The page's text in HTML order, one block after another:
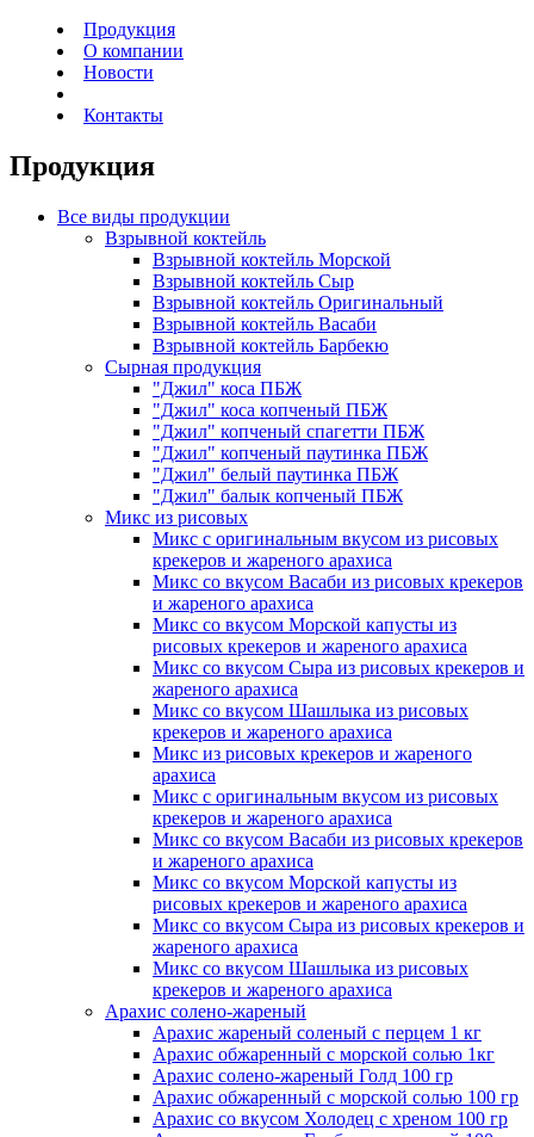
Продукция
О компании
Новости
Контакты
Продукция
Все виды продукции
Взрывной коктейль
Взрывной коктейль Морской
Взрывной коктейль Сыр
Взрывной коктейль Оригинальный
Взрывной коктейль Васаби
Взрывной коктейль Барбекю
Сырная продукция
"Джил" коса ПБЖ
"Джил" коса копченый ПБЖ
"Джил" копченый спагетти ПБЖ
"Джил" копченый паутинка ПБЖ
"Джил" белый паутинка ПБЖ
"Джил" балык копченый ПБЖ
Микс из рисовых
Микс с оригинальным вкусом из рисовых
крекеров и жареного арахиса
Микс со вкусом Васаби из рисовых крекеров
и жареного арахиса
Микс со вкусом Морской капусты из
рисовых крекеров и жареного арахиса
Микс со вкусом Сыра из рисовых крекеров и
жареного арахиса
Микс со вкусом Шашлыка из рисовых
крекеров и жареного арахиса
Микс из рисовых крекеров и жареного
арахиса
Микс с оригинальным вкусом из рисовых
крекеров и жареного арахиса
Микс со вкусом Васаби из рисовых крекеров
и жареного арахиса
Микс со вкусом Морской капусты из
рисовых крекеров и жареного арахиса
Микс со вкусом Сыра из рисовых крекеров и
жареного арахиса
Микс со вкусом Шашлыка из рисовых
крекеров и жареного арахиса
Арахис солено-жареный
Арахис жареный соленый с перцем 1 кг
Арахис обжаренный с морской солью 1кг
Арахис солено-жареный Голд 100 гр
Арахис обжаренный с морской солью 100 гр
Арахис со вкусом Холодец с хреном 100 гр